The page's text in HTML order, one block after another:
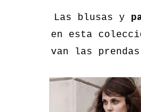
Las blusas y
en esta
van las